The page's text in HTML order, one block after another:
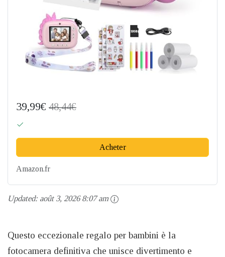
39,99€ 48,44€
Acheter
Amazon.fr
Updated: août 3, 2026 8:07 am
Questo eccezionale regalo per bambini è la
fotocamera definitiva che unisce divertimento e